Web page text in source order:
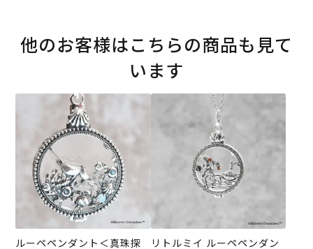
他のお客様はこちらの商品も見て
います
ルーペペンダント＜真珠探
リトルミイ ルーペペンダン